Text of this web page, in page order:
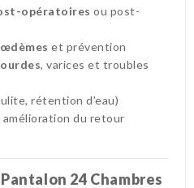
opératoires ou post-
et prévention
, varices et troubles
rétention d’eau)
du retour
24 Chambres